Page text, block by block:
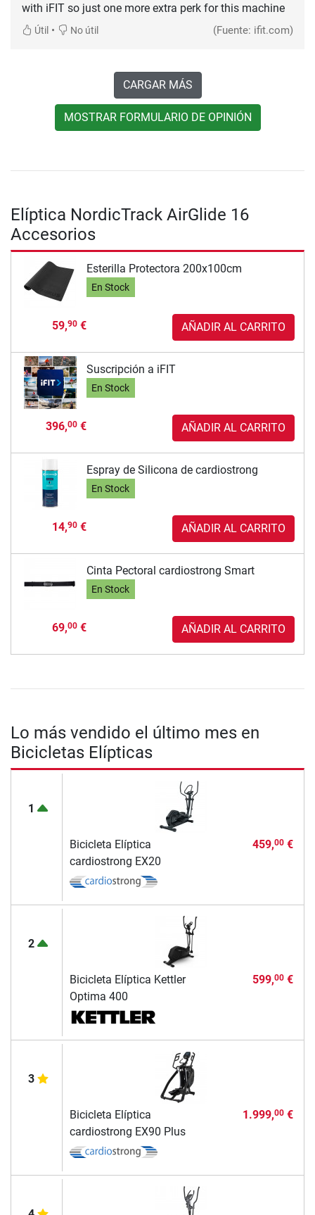
with iFIT so just one more extra perk for this machine
Útil • No útil (Fuente: ifit.com)
CARGAR MÁS
MOSTRAR FORMULARIO DE OPINIÓN
Elíptica NordicTrack AirGlide 16
Accesorios
Esterilla Protectora 200x100cm
En Stock
59,90€ AÑADIR AL CARRITO
Suscripción a iFIT
En Stock
396,00€ AÑADIR AL CARRITO
Espray de Silicona de cardiostrong
En Stock
14,90€ AÑADIR AL CARRITO
Cinta Pectoral cardiostrong Smart
En Stock
69,00€ AÑADIR AL CARRITO
Lo más vendido el último mes en
Bicicletas Elípticas
1
Bicicleta Elíptica
cardiostrong EX20
459,00€
2
Bicicleta Elíptica Kettler
Optima 400
599,00€
3
Bicicleta Elíptica
cardiostrong EX90 Plus
1.999,00€